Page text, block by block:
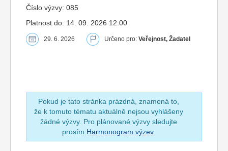
Číslo výzvy: 085
Platnost do: 14. 09. 2026 12:00
29. 6. 2026 Určeno pro: Veřejnost, Žadatel
Pokud je tato stránka prázdná, znamená to,
že k tomuto tématu aktuálně nejsou vyhlášeny
žádné výzvy. Pro plánované výzvy sledujte
prosím Harmonogram výzev.